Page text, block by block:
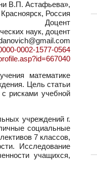
В.П. Астафьева»,
Красноярск, Россия
Доцент
наук, доцент
0002-1577-0564
математике
Цель статьи
рисками учебной
учреждений г.
социальные
7 классов,
Исследование
учащихся,